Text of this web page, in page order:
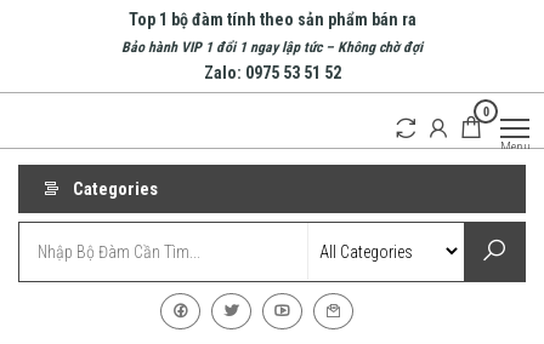
Top 1 bộ đàm tính theo sản phẩm bán ra
Bảo hành VIP 1 đổi 1 ngay lập tức – Không chờ đợi
Zalo: 0975 53 51 52
Đàm
Nha
Trang
Đàm
Cầm
đầu về
đàm
Nha
0
Menu
Categories